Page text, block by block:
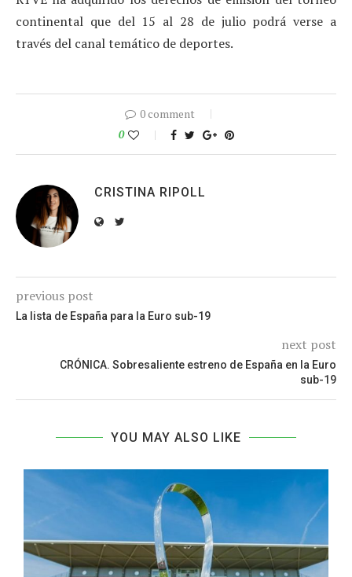
continental que del 15 al 28 de julio podrá verse a
través del canal temático de deportes.
0 comment
0
CRISTINA RIPOLL
previous post
La lista de España para la Euro sub-19
next post
CRÓNICA. Sobresaliente estreno de España en la Euro
sub-19
YOU MAY ALSO LIKE